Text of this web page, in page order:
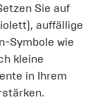
Sie auf
auffällige
Symbole wie
kleine
in Ihrem